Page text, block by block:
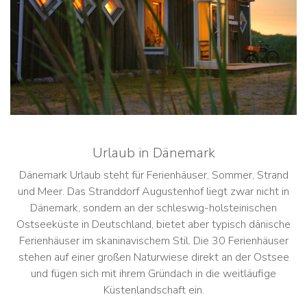
Urlaub in Dänemark
Dänemark Urlaub steht für Ferienhäuser, Sommer, Strand
und Meer. Das Stranddorf Augustenhof liegt zwar nicht in
Dänemark, sondern an der schleswig-holsteinischen
Ostseeküste in Deutschland, bietet aber typisch dänische
Ferienhäuser im skaninavischem Stil. Die 30 Ferienhäuser
stehen auf einer großen Naturwiese direkt an der Ostsee
und fügen sich mit ihrem Gründach in die weitläufige
Küstenlandschaft ein.